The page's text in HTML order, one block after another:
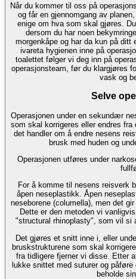
Når du kommer til oss på
og får en gjennomgang av
enige om hva som skal gjøres.
dersom du har noen
morgenkåpe og har da kun på ditt
ivareta hygienen inne på
toalettet følger vi deg inn på
operasjonsteam, før du klargjøres
vask og
Selve
Operasjonen under en sekundær
som skal korrigeres eller endres fra
det handler om å endre nesens
brusk med huden og
Operasjonen utføres under
For å komme til nesens reisverk
åpen neseplastikk. Åpen
neseborene (columella), men det
Dette er den metoden vi
"structural rhinoplasty", som vil si
Det gjøres et snitt inne i, eller
bruskstrukturene som skal
fra tidligere fjerner vi disse. Etter
lukke snittet med suturer og
beholde